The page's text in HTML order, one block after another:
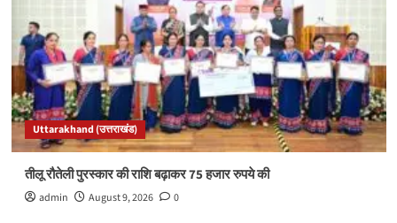
Uttarakhand (उत्तराखंड)
तीलू रौतेली पुरस्कार की राशि बढ़ाकर 75 हजार रुपये की
admin August 9, 2026 0